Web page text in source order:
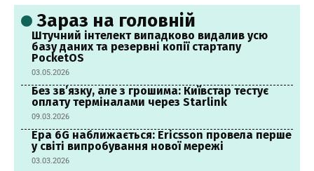
Зараз на головній
Штучний інтелект випадково видалив усю
базу даних та резервні копії стартапу
PocketOS
03.05.2026
Без зв’язку, але з грошима: Київстар тестує
оплату терміналами через Starlink
09.03.2026
Ера 6G наближається: Ericsson провела перше
у світі випробування нової мережі
03.03.2026